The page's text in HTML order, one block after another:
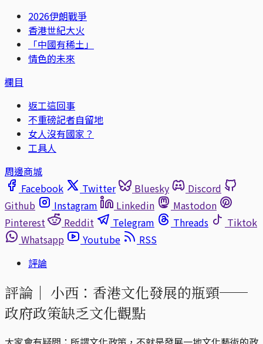
2026伊朗戰爭
香港世紀大火
「中國有稀土」
情色的未來
欄目
返工這回事
不重磅記者自留地
女人沒有國家？
工具人
周邊商城
Facebook
Twitter Bluesky
Discord
Github
Instagram Linkedin
Mastodon
Pinterest
Reddit Telegram Threads
Tiktok
Whatsapp
Youtube
RSS
評論
評論｜ 小西：香港文化發展的瓶頸──
政府政策缺乏文化觀點